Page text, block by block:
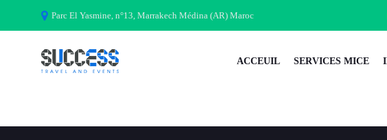
Parc El Yasmine, n°13, Marrakech Médina (AR) Maroc
ACCEUIL SERVICES MICE